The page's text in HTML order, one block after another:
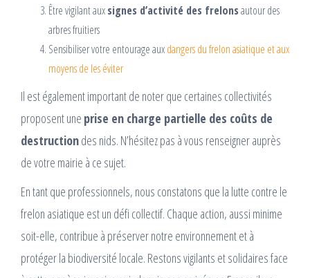
Être vigilant auxsignes d’activité des frelonsautour des
arbres fruitiers
Sensibiliser votre entourage auxdangers du frelon asiatique et aux
moyens de les éviter
Il est également important de noter que certaines collectivités
proposent une prise en charge partielle des coûts de
destructiondes nids. N’hésitez pas à vous renseigner auprès
de votre mairie à ce sujet.
En tant que professionnels, nous constatons que la lutte contre le
frelon asiatique est un défi collectif. Chaque action, aussi minime
soit-elle, contribue à préserver notre environnement et à
protéger la biodiversité locale. Restons vigilants et solidaires face